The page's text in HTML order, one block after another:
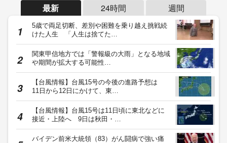
最新 24時間 週間
5歳で両足切断、差別や困難を乗り越え挑戦続
けた人生 「人生は捨てた…
関東甲信地方では「警報級の大雨」となる地域
や期間が拡大する可能性…
【台風情報】台風15号の今後の進路予想は
11日から12日にかけて、東…
【台風情報】台風15号は11日頃に東北などに
接近・上陸へ 9日は秋田・…
バイデン前米大統領（83）がん闘病で強い痛